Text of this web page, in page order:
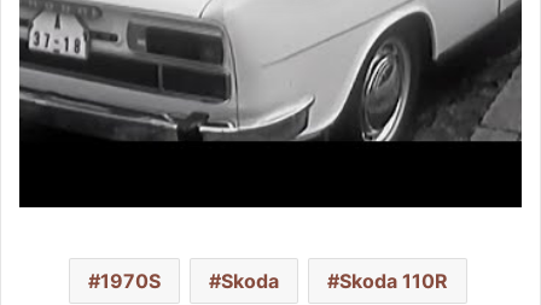
1970S Skoda Skoda 110R